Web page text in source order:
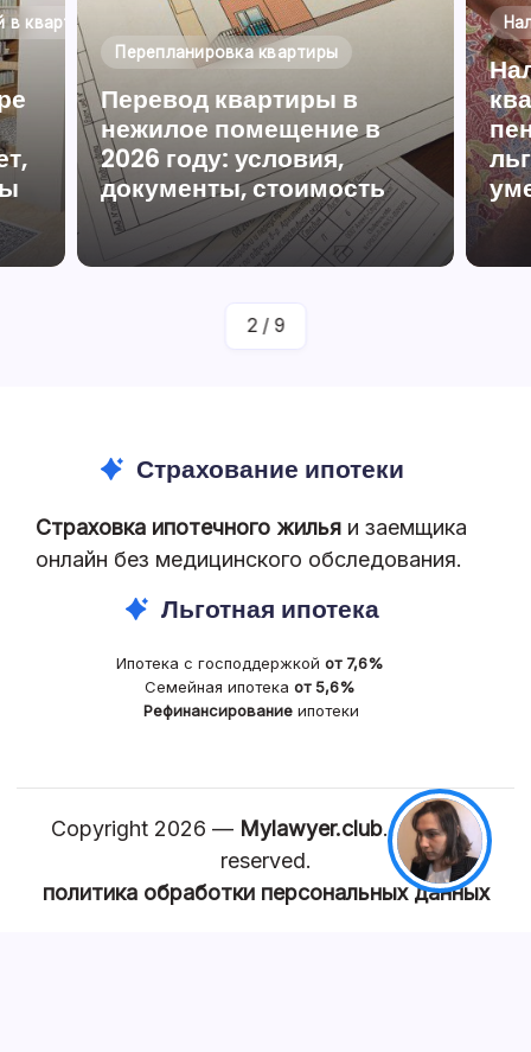
квартире
Перепланировка квартиры
Перевод квартиры в
нежилое помещение в
2026 году: условия,
документы, стоимость
Юрист По Жилищному Праву
Полина Ефремова
2 / 9
Страхование ипотеки
Страховка ипотечного жилья и заемщика
онлайн без медицинского обследования.
Льготная ипотека
Ипотека с господдержкой от 7,6%
Семейная ипотека от 5,6%
Рефинансирование ипотеки
Copyright 2026 — Mylawyer.club. All rights
reserved.
политика обработки персональных данных